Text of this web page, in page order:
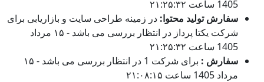
1405 ساعت ۲۱:۲۵:۳۲
سفارش تولید محتوا: در زمینه طراحی سایت و بازاریابی برای
شرکت یکتا پرداز در انتظار بررسی می باشد - ۱۵ مرداد
1405 ساعت ۲۱:۲۵:۳۲
سفارش :
برای شرکت 1 در انتظار بررسی می باشد - ۱۵
مرداد 1405 ساعت ۲۱:۰۸:۱۵